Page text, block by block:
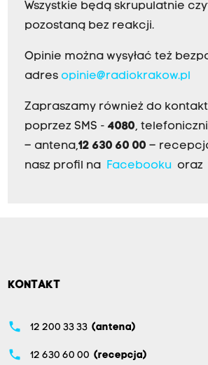
Wszystkie będą skrupulatnie
pozostaną bez reakcji.
Opinie można wysyłać też
adres opinie@radiokrakow.pl
Zapraszamy również do
poprzez SMS - 4080,
– antena,12 630 60 00 –
nasz profil na
Facebookuoraz
KONTAKT
phone 12 200 33 33 (antena)
phone 12 630 60 00 (recepcja)